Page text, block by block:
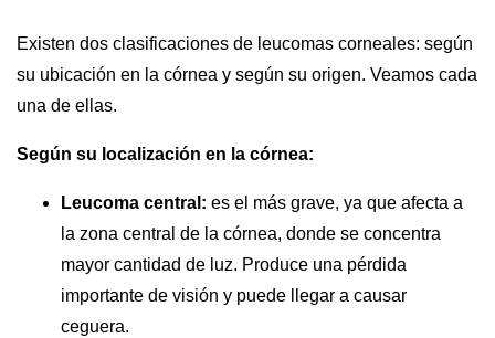
Existen dos clasificaciones de leucomas corneales: según
su ubicación en la córnea y según su origen. Veamos cada
una de ellas.
Según su localización en la córnea:
Leucoma central: es el más grave, ya que afecta a
la zona central de la córnea, donde se concentra
mayor cantidad de luz. Produce una pérdida
importante de visión y puede llegar a causar
ceguera.